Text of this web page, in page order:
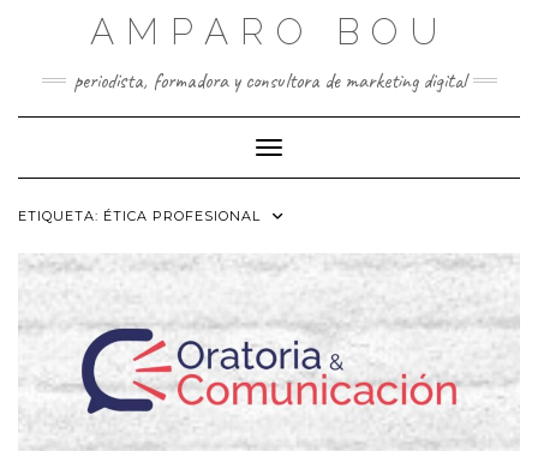
AMPARO BOU
periodista, formadora y consultora de marketing digital
Cambiar modo de navegación
ETIQUETA: ÉTICA PROFESIONAL